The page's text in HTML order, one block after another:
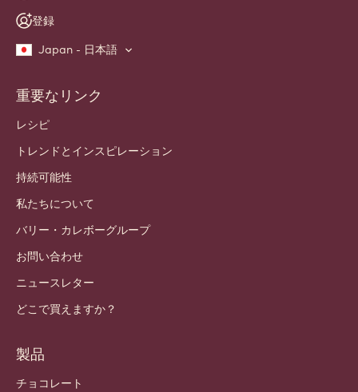
登録
Japan - 日本語
Footer
Callebaut
重要なリンク
レシピ
トレンドとインスピレーション
持続可能性
私たちについて
バリー・カレボーグループ
お問い合わせ
ニュースレター
どこで買えますか？
製品
チョコレート